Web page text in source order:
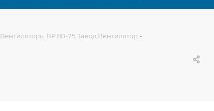
Вентиляторы ВР 80-75 Завод Вентилятор